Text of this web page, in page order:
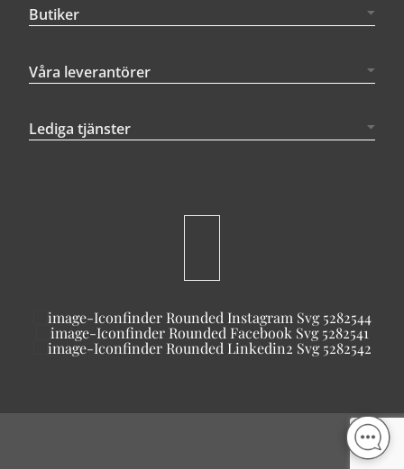
Butiker
Våra leverantörer
Lediga tjänster